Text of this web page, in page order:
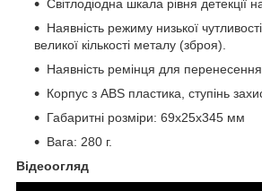
Світлодіодна шкала рівня детекції
Наявність режиму низької
великої кількості металу (зброя).
Наявність ремінця для перенесення
Корпус з ABS пластика, ступінь
Габаритні розміри: 69х25х345 мм
Вага: 280 г.
Відеоогляд